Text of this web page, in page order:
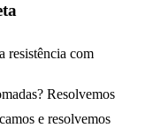
resistência com
Resolvemos
e resolvemos